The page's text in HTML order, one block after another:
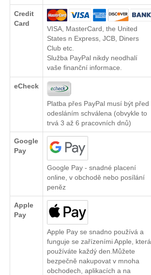
Credit
Card
VISA, MasterCard, the United
States n Express, JCB, Diners
Club etc.
Služba PayPal nikdy neodhalí
vaše finanční informace.
eCheck
Platba přes PayPal musí být před
odesláním schválena (obvykle to
trvá 3 až 6 pracovních dnů)
Google
Pay
Google Pay - snadné placení
online, v obchodě nebo posílání
peněz
Apple
Pay
Apple Pay se snadno používá a
funguje se zařízeními Apple, která
používáte každý den.Můžete
bezpečně nakupovat v mnoha
obchodech, aplikacích a na